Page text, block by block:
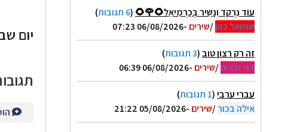
עוֹד נִרְקֹד וְנָשִׁיר בְּכַרְמִיאֵל🌻🌹🌻 (6 תגובות
)
שמואל כהן/שירים -06/08/2026 07:23
זה רק רצון טוב(3 תגובות
)
דני זכריה/שירים -06/08/2026 06:39
עברי ערבי(1 תגובות
)
אילה בכור/שירים -05/08/2026 21:22
יום שבת,